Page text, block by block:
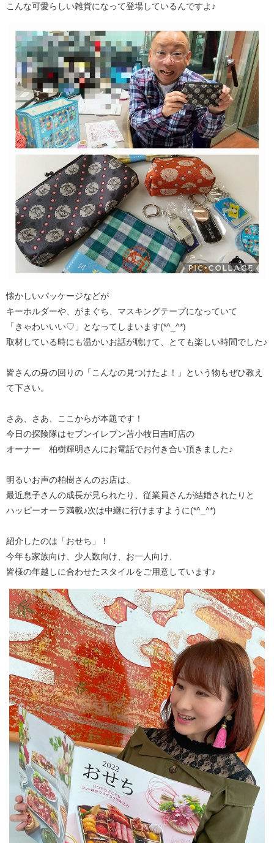
こんな可愛らしい雑貨になって登場しているんですよ♪
懐かしいパッケージなどが
キーホルダーや、がまぐち、マスキングテープになっていて
「きゃわいいい♡」となってしまいます(*^_^*)
取材している時にも温かいお話が聴けて、とても楽しい時間でした♪
皆さんの身の回りの「こんなの見つけたよ！」という物もぜひ教え
て下さい。
さあ、さあ、ここからが本題です！
今日の探険隊はセブンイレブン苫小牧日吉町店の
オーナー 柏樹輝明さんにお電話でお付き合い頂きました♪
明るいお声の柏樹さんのお店は、
最近息子さんの成長が見られたり、従業員さんが結婚されたりと
ハッピーオーラ満載♪次は中継に行けますように(*^_^*)
紹介したのは「おせち」！
今年も家族向け、少人数向け、お一人向け、
皆様の年越しに合わせたスタイルをご用意しています♪